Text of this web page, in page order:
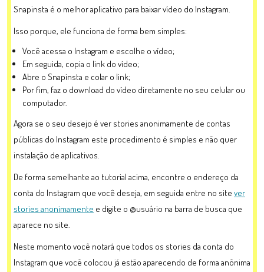
Snapinsta é o melhor aplicativo para baixar vídeo do Instagram.
Isso porque, ele funciona de forma bem simples:
Você acessa o Instagram e escolhe o vídeo;
Em seguida, copia o link do vídeo;
Abre o Snapinsta e colar o link;
Por fim, faz o download do vídeo diretamente no seu celular ou
computador.
Agora se o seu desejo é ver stories anonimamente de contas
públicas do Instagram este procedimento é simples e não quer
instalação de aplicativos.
De forma semelhante ao tutorial acima, encontre o endereço da
conta do Instagram que você deseja, em seguida entre no site ver
stories anonimamente e digite o @usuário na barra de busca que
aparece no site.
Neste momento você notará que todos os stories da conta do
Instagram que você colocou já estão aparecendo de forma anônima